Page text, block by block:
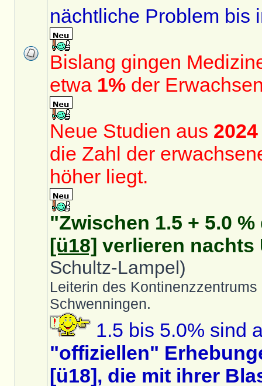
nächtliche Problem
Bislang gingen
etwa 1% der
Neue Studien aus 2024
die Zahl der
höher liegt.
"Zwischen 1.5 + 5.0
[ü18] verlieren nachts
Schultz-Lampel)
Leiterin des
Schwenningen.
1.5 bis 5.0% sind
"offiziellen"
[ü18], die mit ihrer